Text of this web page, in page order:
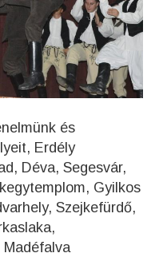
és
Erdély
Déva, Segesvár,
Gyilkos
Szejkefürdő,